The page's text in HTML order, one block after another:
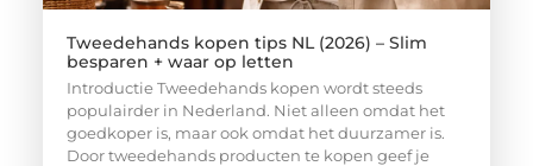
Tweedehands kopen tips NL (2026) – Slim
besparen + waar op letten
Introductie Tweedehands kopen wordt steeds
populairder in Nederland. Niet alleen omdat het
goedkoper is, maar ook omdat het duurzamer is.
Door tweedehands producten te kopen geef je